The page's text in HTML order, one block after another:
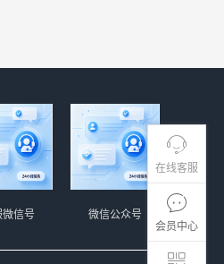
在线客服
会员中心
微信公众号
微信号